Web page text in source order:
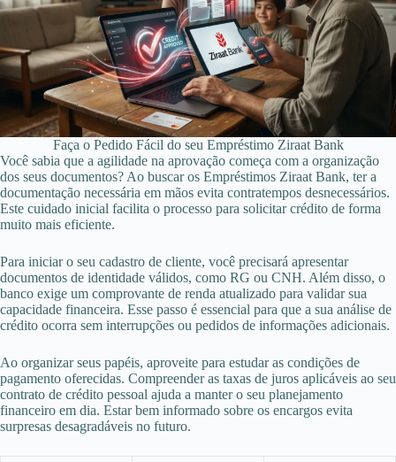
Faça o Pedido Fácil do seu Empréstimo Ziraat Bank
Você sabia que a agilidade na aprovação começa com a organização
dos seus documentos? Ao buscar os Empréstimos Ziraat Bank, ter a
documentação necessária em mãos evita contratempos desnecessários.
Este cuidado inicial facilita o processo para solicitar crédito de forma
muito mais eficiente.
Para iniciar o seu cadastro de cliente, você precisará apresentar
documentos de identidade válidos, como RG ou CNH. Além disso, o
banco exige um comprovante de renda atualizado para validar sua
capacidade financeira. Esse passo é essencial para que a sua análise de
crédito ocorra sem interrupções ou pedidos de informações adicionais.
Ao organizar seus papéis, aproveite para estudar as condições de
pagamento oferecidas. Compreender as taxas de juros aplicáveis ao seu
contrato de crédito pessoal ajuda a manter o seu planejamento
financeiro em dia. Estar bem informado sobre os encargos evita
surpresas desagradáveis no futuro.